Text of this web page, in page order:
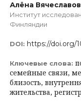
Алёна
Институт
Финляндии
DOI: https://doi.org/
Ключевые слова:
семейные связи,
близость,
жительства,